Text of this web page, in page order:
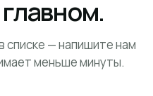
списке — напишите нам
меньше минуты.